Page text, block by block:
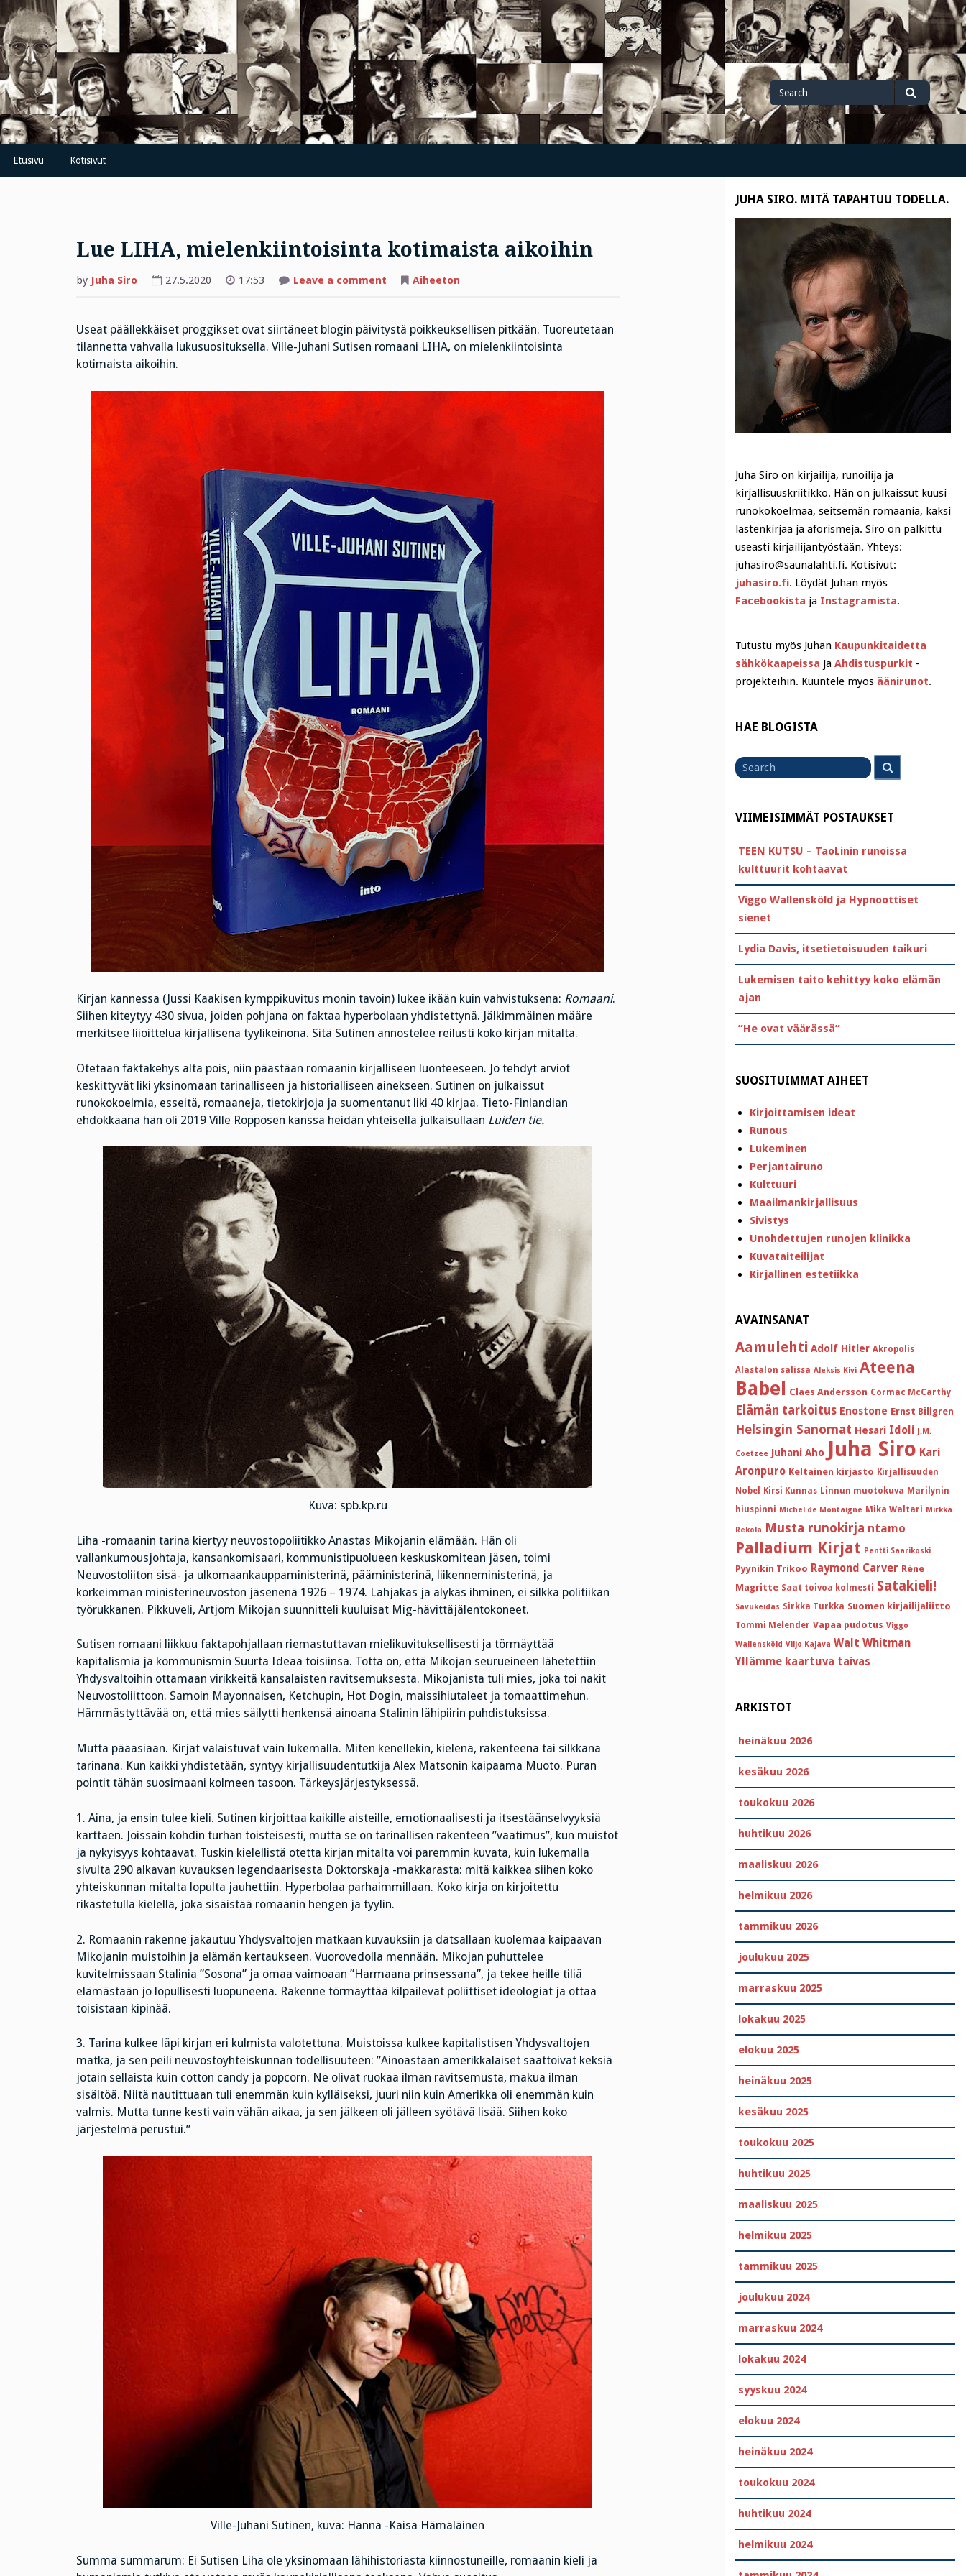
Skip
to
content
Search
for
Search
Etusivu Kotisivut
Lue LIHA, mielenkiintoisinta kotimaista aikoihin
by Juha Siro 27.5.2020 17:53 Leave a commenton
aikoihin
Aiheeton
Useat päällekkäiset proggikset ovat siirtäneet blogin päivitystä poikkeuksellisen pitkään. Tuoreutetaan
tilannetta vahvalla lukusuosituksella. Ville-Juhani Sutisen romaani LIHA, on mielenkiintoisinta
kotimaista aikoihin.
Kirjan kannessa (Jussi Kaakisen kymppikuvitus monin tavoin) lukee ikään kuin vahvistuksena: Romaani.
Siihen kiteytyy 430 sivua, joiden pohjana on faktaa hyperbolaan yhdistettynä. Jälkimmäinen määre
merkitsee liioittelua kirjallisena tyylikeinona. Sitä Sutinen annostelee reilusti koko kirjan mitalta.
Otetaan faktakehys alta pois, niin päästään romaanin kirjalliseen luonteeseen. Jo tehdyt arviot
keskittyvät liki yksinomaan tarinalliseen ja historialliseen ainekseen. Sutinen on julkaissut
runokokoelmia, esseitä, romaaneja, tietokirjoja ja suomentanut liki 40 kirjaa. Tieto-Finlandian
ehdokkaana hän oli 2019 Ville Ropposen kanssa heidän yhteisellä julkaisullaan Luiden tie.
Kuva: spb.kp.ru
Liha -romaanin tarina kiertyy neuvostopoliitikko Anastas Mikojanin elämään. Hän oli
vallankumousjohtaja, kansankomisaari, kommunistipuolueen keskuskomitean jäsen, toimi
Neuvostoliiton sisä- ja ulkomaankauppaministerinä, pääministerinä, liikenneministerinä, ja
korkeimman ministerineuvoston jäsenenä 1926 – 1974. Lahjakas ja älykäs ihminen, ei silkka politiikan
työrukkanen. Pikkuveli, Artjom Mikojan suunnitteli kuuluisat Mig-hävittäjälentokoneet.
Sutisen romaani liikkuu faktapohjallaan riemastuttavan mielikuvituksellisesti ja törmäyttää
kapitalismia ja kommunismin Suurta Ideaa toisiinsa. Totta on, että Mikojan seurueineen lähetettiin
Yhdysvaltoihin ottamaan virikkeitä kansalaisten ravitsemuksesta. Mikojanista tuli mies, joka toi nakit
Neuvostoliittoon. Samoin Mayonnaisen, Ketchupin, Hot Dogin, maissihiutaleet ja tomaattimehun.
Hämmästyttävää on, että mies säilytti henkensä ainoana Stalinin lähipiirin puhdistuksissa.
Mutta pääasiaan. Kirjat valaistuvat vain lukemalla. Miten kenellekin, kielenä, rakenteena tai silkkana
tarinana. Kun kaikki yhdistetään, syntyy kirjallisuudentutkija Alex Matsonin kaipaama Muoto. Puran
pointit tähän suosimaani kolmeen tasoon. Tärkeysjärjestyksessä.
1. Aina, ja ensin tulee kieli. Sutinen kirjoittaa kaikille aisteille, emotionaalisesti ja itsestäänselvyyksiä
karttaen. Joissain kohdin turhan toisteisesti, mutta se on tarinallisen rakenteen ”vaatimus”, kun muistot
ja nykyisyys kohtaavat. Tuskin kielellistä otetta kirjan mitalta voi paremmin kuvata, kuin lukemalla
sivulta 290 alkavan kuvauksen legendaarisesta Doktorskaja -makkarasta: mitä kaikkea siihen koko
yhteiskunnan mitalta lopulta jauhettiin. Hyperbolaa parhaimmillaan. Koko kirja on kirjoitettu
rikastetulla kielellä, joka sisäistää romaanin hengen ja tyylin.
2. Romaanin rakenne jakautuu Yhdysvaltojen matkaan kuvauksiin ja datsallaan kuolemaa kaipaavan
Mikojanin muistoihin ja elämän kertaukseen. Vuorovedolla mennään. Mikojan puhuttelee
kuvitelmissaan Stalinia ”Sosona” ja omaa vaimoaan ”Harmaana prinsessana”, ja tekee heille tiliä
elämästään jo lopullisesti luopuneena. Rakenne törmäyttää kilpailevat poliittiset ideologiat ja ottaa
toisistaan kipinää.
3. Tarina kulkee läpi kirjan eri kulmista valotettuna. Muistoissa kulkee kapitalistisen Yhdysvaltojen
matka, ja sen peili neuvostoyhteiskunnan todellisuuteen: ”Ainoastaan amerikkalaiset saattoivat keksiä
jotain sellaista kuin cotton candy ja popcorn. Ne olivat ruokaa ilman ravitsemusta, makua ilman
sisältöä. Niitä nautittuaan tuli enemmän kuin kylläiseksi, juuri niin kuin Amerikka oli enemmän kuin
valmis. Mutta tunne kesti vain vähän aikaa, ja sen jälkeen oli jälleen syötävä lisää. Siihen koko
järjestelmä perustui.”
Ville-Juhani Sutinen, kuva: Hanna -Kaisa Hämäläinen
Summa summarum: Ei Sutisen Liha ole yksinomaan lähihistoriasta kiinnostuneille, romaanin kieli ja
JUHA SIRO. MITÄ TAPAHTUU TODELLA.
Juha Siro on kirjailija, runoilija ja
kirjallisuuskriitikko. Hän on julkaissut kuusi
runokokoelmaa, seitsemän romaania, kaksi
lastenkirjaa ja aforismeja. Siro on palkittu
useasti kirjailijantyöstään. Yhteys:
juhasiro@saunalahti.fi. Kotisivut:
juhasiro.fi. Löydät Juhan myös
Facebookista ja Instagramista.
Tutustu myös Juhan Kaupunkitaidetta
sähkökaapeissa ja Ahdistuspurkit -
projekteihin. Kuuntele myös äänirunot.
HAE BLOGISTA
for
VIIMEISIMMÄT POSTAUKSET
TEEN KUTSU – TaoLinin runoissa
kulttuurit kohtaavat
Viggo Wallensköld ja Hypnoottiset
sienet
Lydia Davis, itsetietoisuuden taikuri
Lukemisen taito kehittyy koko elämän
ajan
”He ovat väärässä”
SUOSITUIMMAT AIHEET
Kirjoittamisen ideat
Runous
Lukeminen
Perjantairuno
Kulttuuri
Maailmankirjallisuus
Sivistys
Unohdettujen runojen klinikka
Kuvataiteilijat
Kirjallinen estetiikka
AVAINSANAT
Aamulehti Adolf Hitler Akropolis
Alastalon salissa Aleksis Kivi Ateena
Babel Claes Andersson Cormac McCarthy
Elämän tarkoitus Enostone Ernst Billgren
Helsingin Sanomat Hesari Idoli J.M.
Coetzee Juhani Aho Juha Siro Kari
Aronpuro Keltainen kirjasto Kirjallisuuden
Nobel
Kirsi Kunnas Linnun muotokuva Marilynin
hiuspinni Michel de Montaigne Mika Waltari Mirkka
Rekola Musta runokirja ntamo
Palladium Kirjat Pentti Saarikoski
Pyynikin Trikoo Raymond Carver Réne
Magritte Saat toivoa kolmesti Satakieli!
Savukeidas Sirkka Turkka Suomen kirjailijaliitto
Tommi Melender Vapaa pudotus Viggo
Wallensköld Viljo Kajava Walt Whitman
Yllämme kaartuva taivas
ARKISTOT
heinäkuu 2026
kesäkuu 2026
toukokuu 2026
huhtikuu 2026
maaliskuu 2026
helmikuu 2026
tammikuu 2026
joulukuu 2025
marraskuu 2025
lokakuu 2025
elokuu 2025
heinäkuu 2025
kesäkuu 2025
toukokuu 2025
huhtikuu 2025
maaliskuu 2025
helmikuu 2025
tammikuu 2025
joulukuu 2024
marraskuu 2024
lokakuu 2024
syyskuu 2024
elokuu 2024
heinäkuu 2024
toukokuu 2024
huhtikuu 2024
helmikuu 2024